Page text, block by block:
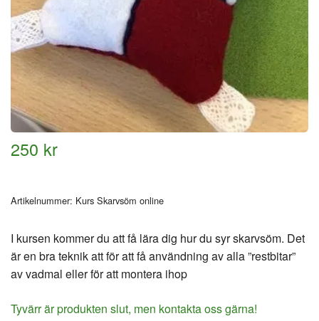
250 kr
Artikelnummer: Kurs Skarvsöm online
I kursen kommer du att få lära dig hur du syr skarvsöm. Det
är en bra teknik att för att få användning av alla ”restbitar”
av vadmal eller för att montera ihop
Tyvärr är produkten slut, men kontakta oss gärna!